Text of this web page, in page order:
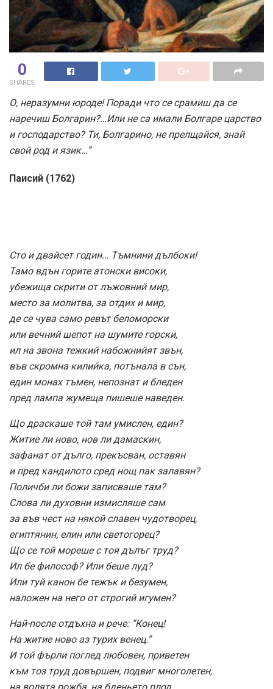
0
SHARES
О, неразумни юроде! Поради что се срамиш да се
наречиш Болгарин?…Или не са имали Болгаре царство
и господарство? Ти, Болгарино, не прелщайся, знай
свой род и язик…”
Паисий (1762)
Сто и двайсет годин… Тъмнини дълбоки!
Тамо вдън горите атонски високи,
убежища скрити от лъжовний мир,
место за молитва, за отдих и мир,
де се чува само ревът беломорски
или вечний шепот на шумите горски,
ил на звона тежкий набожнийят звън,
във скромна килийка, потънала в сън,
един монах тъмен, непознат и бледен
пред лампа жумеща пишеше наведен.
Що драскаше той там умислен, един?
Житие ли ново, нов ли дамаскин,
зафанат от дълго, прекъсван, оставян
и пред кандилото сред нощ пак залавян?
Поличби ли божи записваше там?
Слова ли духовни измисляше сам
за във чест на някой славен чудотворец,
египтянин, елин или светогорец?
Що се той мореше с тоя дълъг труд?
Ил бе философ? Или беше луд?
Или туй канон бе тежък и безумен,
наложен на него от строгий игумен?
Най-после отдъхна и рече: “Конец!
На житие ново аз турих венец.”
И той фърли поглед любовен, приветен
към тоз труд довършен, подвиг многолетен,